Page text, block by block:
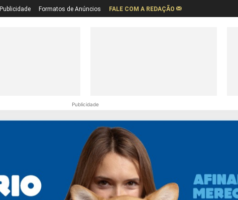
Publicidade Formatos de Anúncios FALE COM A REDAÇÃO
Publicidade